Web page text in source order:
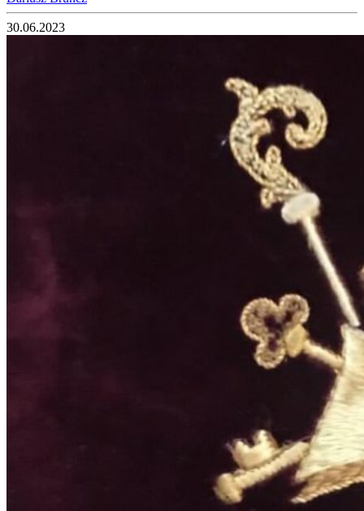
30.06.2023